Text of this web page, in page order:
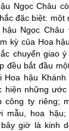
Ngọc Châu
đặc biệt: một
Ngọc Châu
kỳ của Hoa
chuyển giao
đều bắt đầu
Hoa hậu
hiện những
công ty riêng;
mẫu, hoa hậu;
giờ là kinh